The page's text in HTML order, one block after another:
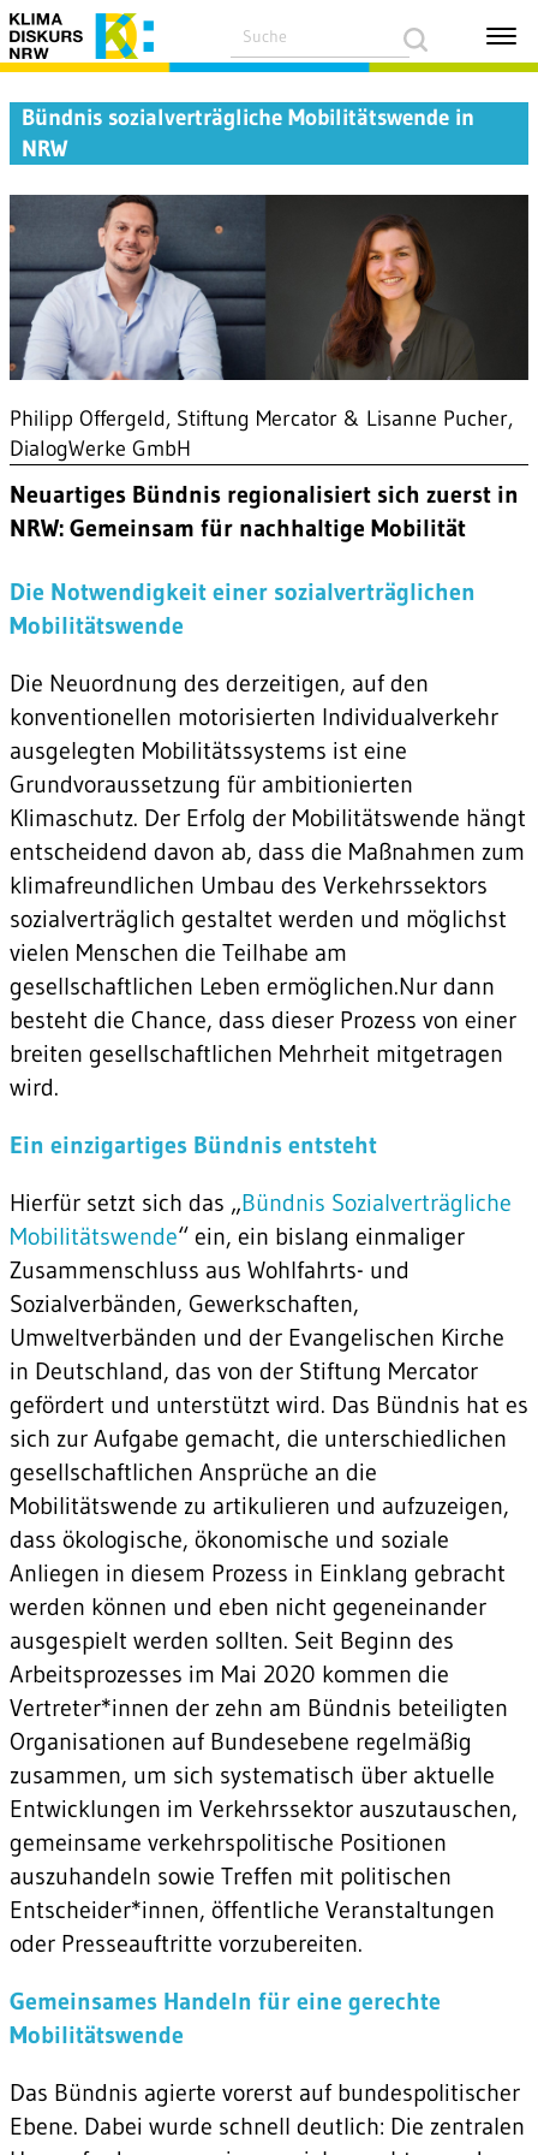
Bündnis sozialverträgliche Mobilitätswende in
NRW
Philipp Offergeld, Stiftung Mercator & Lisanne Pucher,
DialogWerke GmbH
Neuartiges Bündnis regionalisiert sich zuerst in
NRW: Gemeinsam für nachhaltige Mobilität
Die Notwendigkeit einer sozialverträglichen
Mobilitätswende
Die Neuordnung des derzeitigen, auf den
konventionellen motorisierten Individualverkehr
ausgelegten Mobilitätssystems ist eine
Grundvoraussetzung für ambitionierten
Klimaschutz. Der Erfolg der Mobilitätswende hängt
entscheidend davon ab, dass die Maßnahmen zum
klimafreundlichen Umbau des Verkehrssektors
sozialverträglich gestaltet werden und möglichst
vielen Menschen die Teilhabe am
gesellschaftlichen Leben ermöglichen.Nur dann
besteht die Chance, dass dieser Prozess von einer
breiten gesellschaftlichen Mehrheit mitgetragen
wird.
Ein einzigartiges Bündnis entsteht
Hierfür setzt sich das „Bündnis Sozialverträgliche
Mobilitätswende“ ein, ein bislang einmaliger
Zusammenschluss aus Wohlfahrts- und
Sozialverbänden, Gewerkschaften,
Umweltverbänden und der Evangelischen Kirche
in Deutschland, das von der Stiftung Mercator
gefördert und unterstützt wird. Das Bündnis hat es
sich zur Aufgabe gemacht, die unterschiedlichen
gesellschaftlichen Ansprüche an die
Mobilitätswende zu artikulieren und aufzuzeigen,
dass ökologische, ökonomische und soziale
Anliegen in diesem Prozess in Einklang gebracht
werden können und eben nicht gegeneinander
ausgespielt werden sollten. Seit Beginn des
Arbeitsprozesses im Mai 2020 kommen die
Vertreter*innen der zehn am Bündnis beteiligten
Organisationen auf Bundesebene regelmäßig
zusammen, um sich systematisch über aktuelle
Entwicklungen im Verkehrssektor auszutauschen,
gemeinsame verkehrspolitische Positionen
auszuhandeln sowie Treffen mit politischen
Entscheider*innen, öffentliche Veranstaltungen
oder Presseauftritte vorzubereiten.
Gemeinsames Handeln für eine gerechte
Mobilitätswende
Das Bündnis agierte vorerst auf bundespolitischer
Ebene. Dabei wurde schnell deutlich: Die zentralen